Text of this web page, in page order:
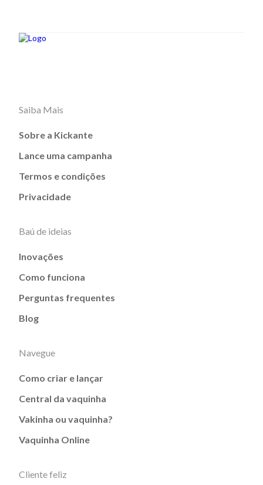
Saiba Mais
Sobre a Kickante
Lance uma campanha
Termos e condições
Privacidade
Baú de ideias
Inovações
Como funciona
Perguntas frequentes
Blog
Navegue
Como criar e lançar
Central da vaquinha
Vakinha ou vaquinha?
Vaquinha Online
Cliente feliz